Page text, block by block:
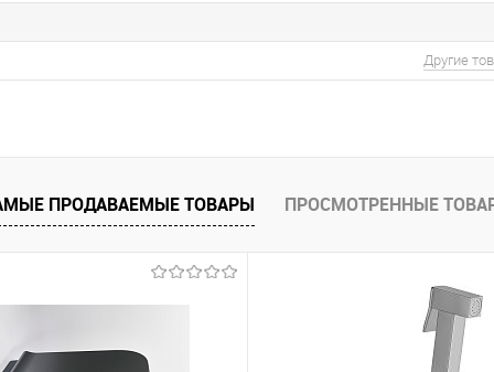
Другие
ПРОДАВАЕМЫЕ ТОВАРЫ ПРОСМОТРЕННЫЕ